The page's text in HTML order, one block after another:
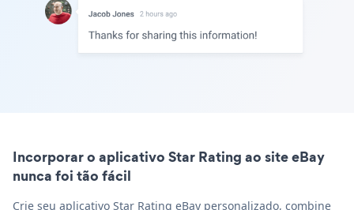
Incorporar o aplicativo Star Rating ao site eBay
nunca foi tão fácil
Crie seu aplicativo Star Rating eBay personalizado, combine